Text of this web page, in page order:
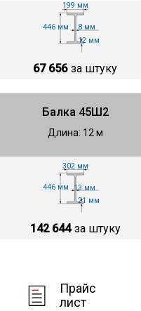
446 мм
199 мм
8 мм
12 мм
67 656 за штуку
Балка 45Ш2
Длина: 12 м
446 мм
302 мм
13 мм
21 мм
142 644 за штуку
Прайс
лист